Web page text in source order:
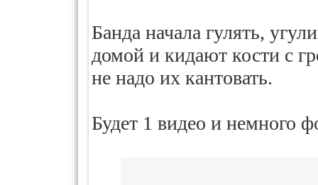
Банда начала гулять,
домой и кидают кости с
не надо их кантовать.
Будет 1 видео и немного